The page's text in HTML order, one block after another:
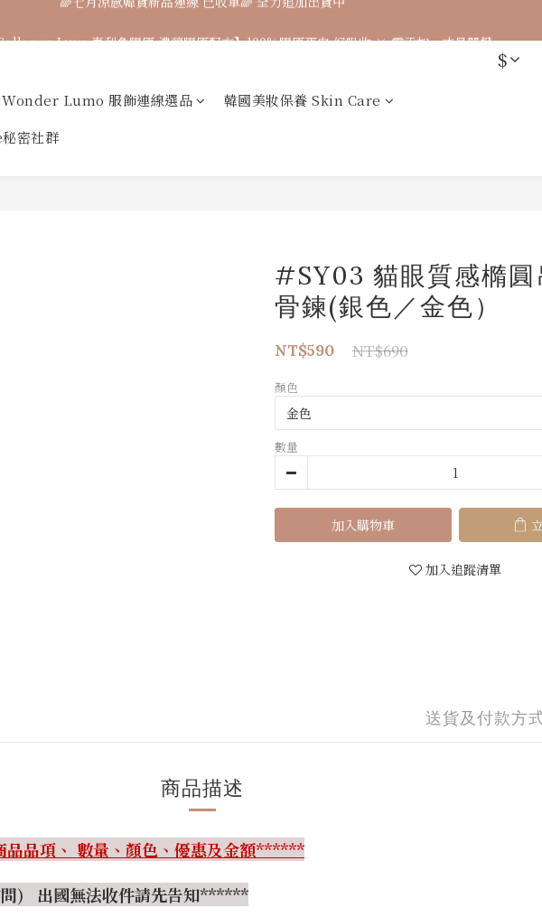
🌈七月涼感韓貨新品連線 已收單🌈 全力追加出貨中
$
Wonder Lumo 服飾連線選品
韓國美妝保養 Skin Care
密社群
#SY03 貓眼質感橢圓
骨鍊(銀色／金色）
NT$690
NT$590
顏色
數量
加入購物車
加入追蹤清單
送貨及付款方
商品描述
品品項、 數量、顏色、優惠及金額******
問) 出國無法收件請先告知******